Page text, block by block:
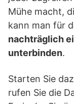
Mühe macht,
kann man für
nachträglich
unterbinden.
Starten Sie
rufen Sie die